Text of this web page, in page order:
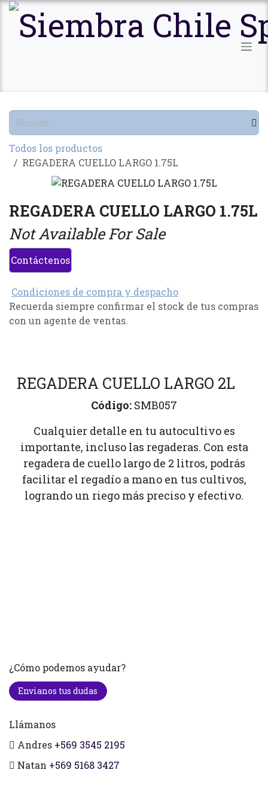
Ir al contenido
Todos los productos
REGADERA CUELLO LARGO 1.75L
REGADERA CUELLO LARGO 1.75L
Not Available For Sale
Contáctenos
Condiciones de compra y despacho
Recuerda siempre confirmar el stock de tus compras
con un agente de ventas.
REGADERA CUELLO LARGO 2L
Código: SMB057
Cualquier detalle en tu autocultivo es
importante, incluso las regaderas. Con esta
regadera de cuello largo de 2 litros, podrás
facilitar el regadío a mano en tus cultivos,
logrando un riego más preciso y efectivo.
¿Cómo podemos ayudar?
Envianos tus dudas
Llámanos
Andres +569 3545 2195
Natan +569 5168 3427